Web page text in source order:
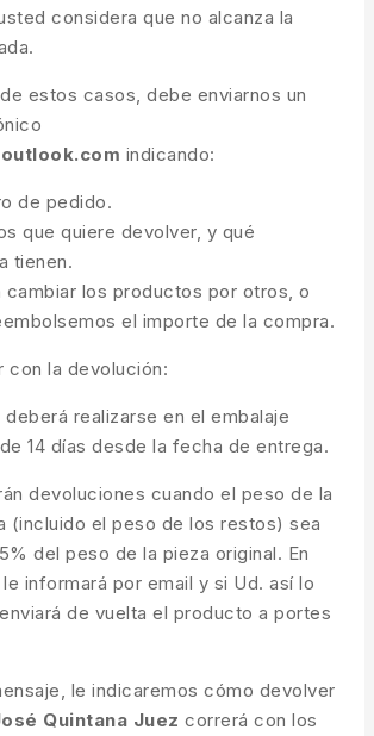
considera que no alcanza la
estos casos, debe enviarnos un
indicando:
de pedido.
que quiere devolver, y qué
tienen.
cambiar los productos por otros, o
el importe de la compra.
con la devolución:
realizarse en el embalaje
14 días desde la fecha de entrega.
devoluciones cuando el peso de la
(incluido el peso de los restos) sea
del peso de la pieza original. En
informará por email y si Ud. así lo
de vuelta el producto a portes
le indicaremos cómo devolver
Quintana Juez correrá con los